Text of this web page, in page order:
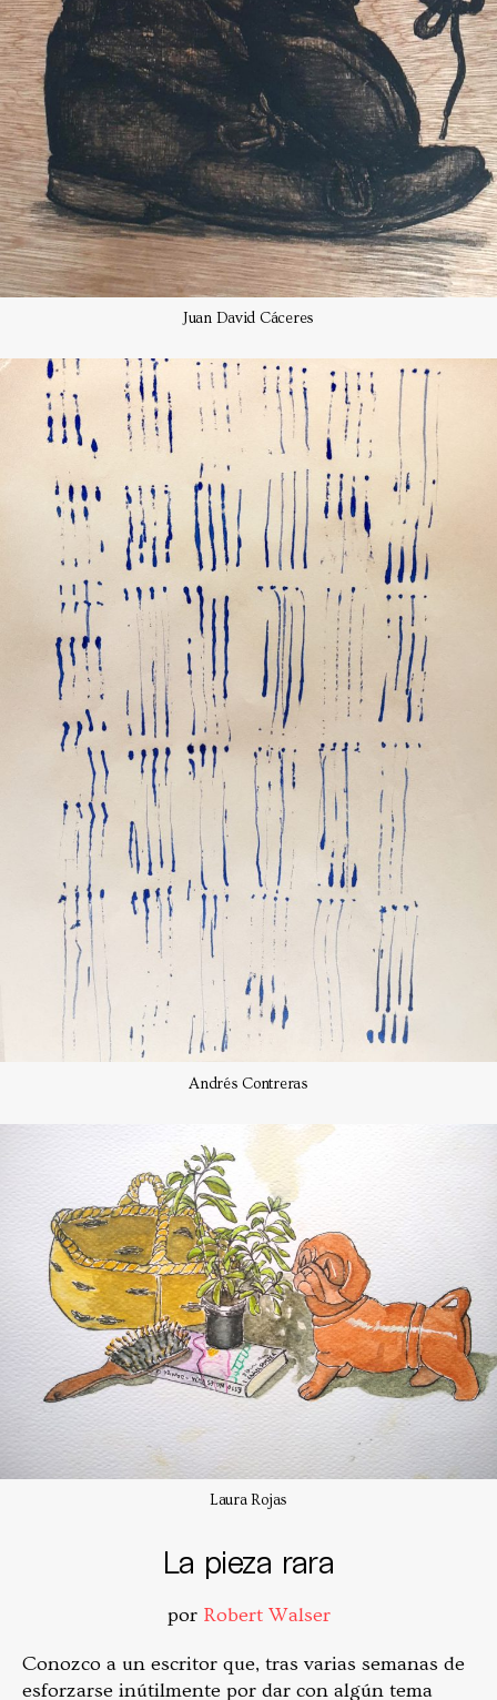
Juan David Cáceres
Andrés Contreras
Laura Rojas
La pieza rara
por Robert Walser
Conozco a un escritor que, tras varias semanas de
esforzarse inútilmente por dar con algún tema